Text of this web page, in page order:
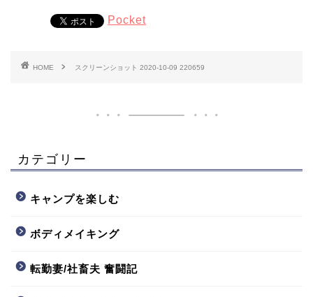
Pocket
HOME スクリーンショット 2020-10-09 220659
カテゴリー
キャンプを楽しむ
ボディメイキング
転勤妻/社畜夫 奮闘記